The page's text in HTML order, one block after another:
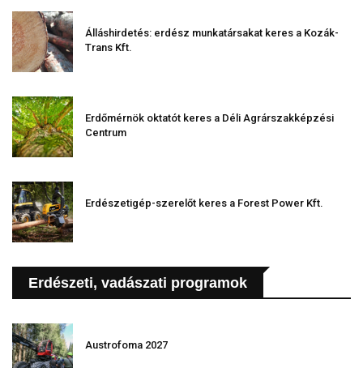
Álláshirdetés: erdész munkatársakat keres a Kozák-
Trans Kft.
Erdőmérnök oktatót keres a Déli Agrárszakképzési
Centrum
Erdészetigép-szerelőt keres a Forest Power Kft.
Erdészeti, vadászati programok
Austrofoma 2027